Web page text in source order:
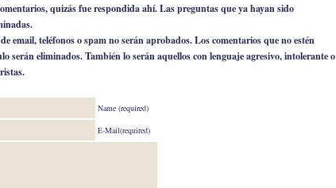
quizás fue respondida ahí. Las preguntas que ya hayan sido
email, teléfonos o spam no serán aprobados. Los comentarios que no estén
serán eliminados. También lo serán aquellos con lenguaje agresivo, intolerante o
Name (required)
E-Mail(required)